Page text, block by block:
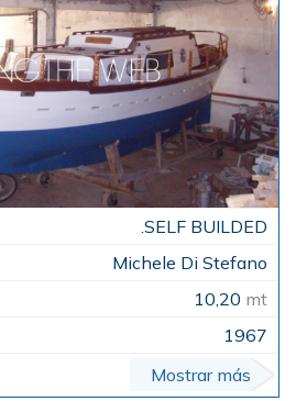
.SELF BUILDED
Michele Di Stefano
10,20 mt
1967
Mostrar más